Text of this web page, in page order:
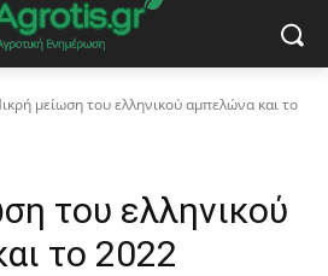
μείωση του ελληνικού αμπελώνα και το
του ελληνικού
το 2022